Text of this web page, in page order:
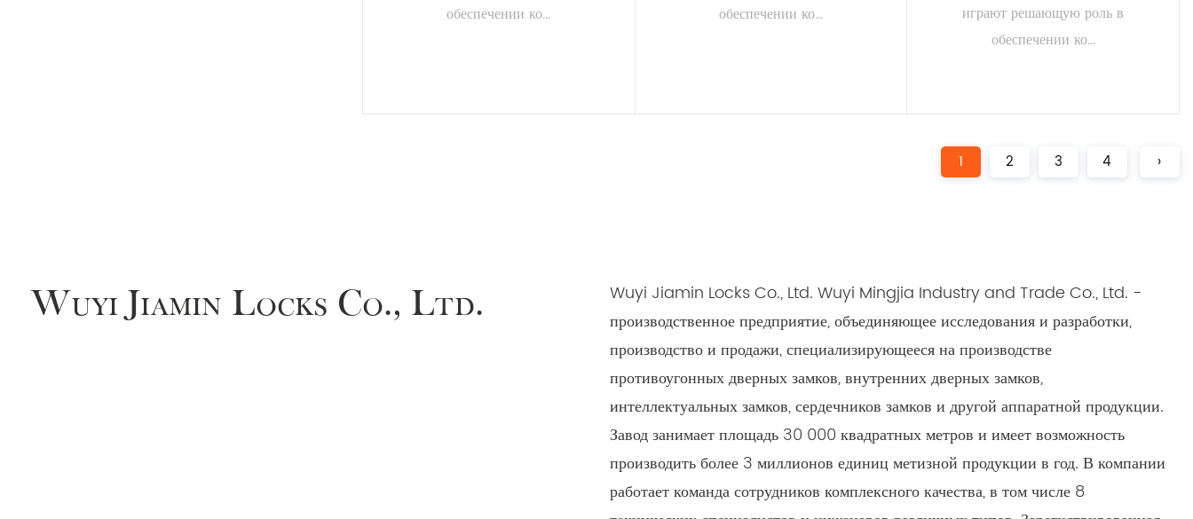
обеспечении ко...
обеспечении ко...
играют решающую роль в
обеспечении ко...
1 2 3 4 ›
Wuyi Jiamin Locks Co., Ltd.
Wuyi Jiamin Locks Co., Ltd. Wuyi Mingjia Industry and Trade Co., Ltd. -
производственное предприятие, объединяющее исследования и разработки,
производство и продажи, специализирующееся на производстве
противоугонных дверных замков, внутренних дверных замков,
интеллектуальных замков, сердечников замков и другой аппаратной продукции.
Завод занимает площадь 30 000 квадратных метров и имеет возможность
производить более 3 миллионов единиц метизной продукции в год. В компании
работает команда сотрудников комплексного качества, в том числе 8